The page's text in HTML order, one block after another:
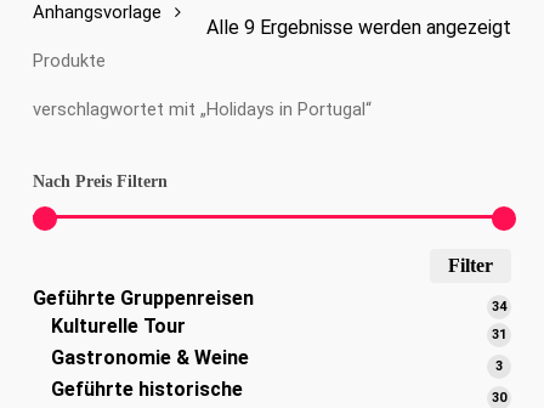
Alle 9 Ergebnisse werden angezeigt
Anhangsvorlage
Produkte
verschlagwortet mit „Holidays in Portugal“
Nach Preis Filtern
Filter
Geführte Gruppenreisen 3434
Kulturelle Tour 31
Gastronomie & Weine 33
Geführte historische 3030